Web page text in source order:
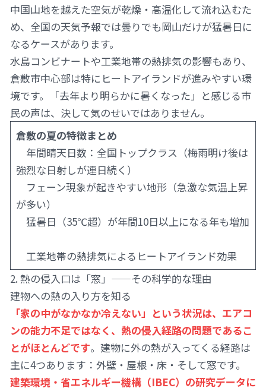
中国山地を越えた空気が乾燥・高温化して流れ込むた
め、全国の天気予報では曇りでも岡山だけが猛暑日に
なるケースがあります。
水島コンビナートや工業地帯の熱排気の影響もあり、
倉敷市中心部は特にヒートアイランドが進みやすい環
境です。「去年より明らかに暑くなった」と感じる市
民の声は、決して気のせいではありません。
倉敷の夏の特徴まとめ
年間晴天日数：全国トップクラス（梅雨明け後は
強烈な日射しが連日続く）
フェーン現象が起きやすい地形（急激な気温上昇
が多い）
猛暑日（35℃超）が年間10日以上になる年も増加
工業地帯の熱排気によるヒートアイランド効果
2. 熱の侵入口は「窓」——その科学的な理由
建物への熱の入り方を知る
「家の中がなかなか冷えない」という状況は、エアコ
ンの能力不足ではなく、熱の侵入経路の問題であるこ
とがほとんどです。建物に外の熱が入ってくる経路は
主に4つあります：外壁・屋根・床・そして窓です。
建築環境・省エネルギー機構（IBEC）の研究データに